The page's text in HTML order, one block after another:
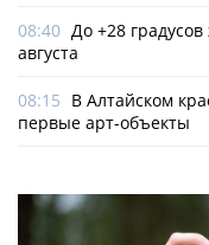
08:40 До +28
августа
08:15 В Алтайском
первые арт-объекты